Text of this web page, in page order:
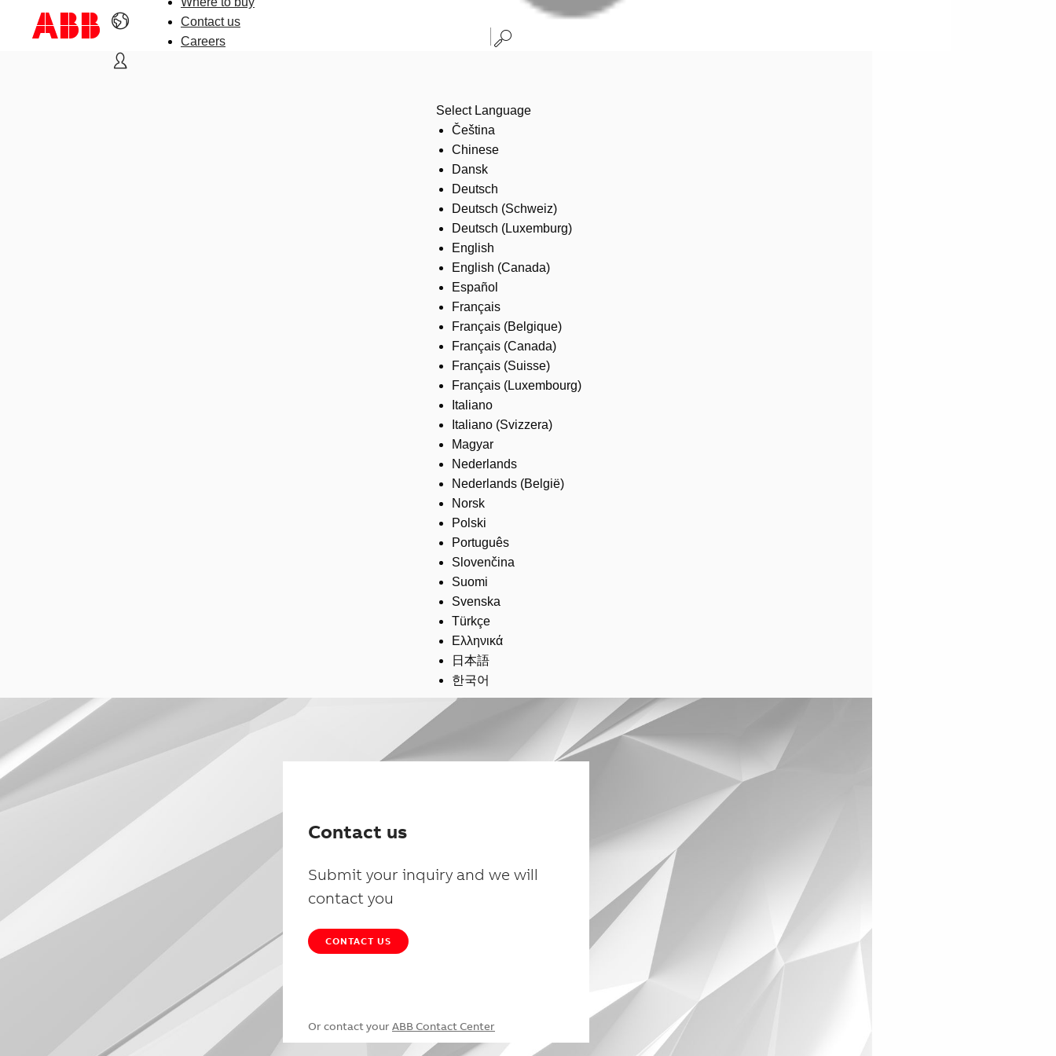
Contact us
Careers
Select Language
Čeština
Chinese
Dansk
Deutsch
Deutsch (Schweiz)
Deutsch (Luxemburg)
English
English (Canada)
Español
Français
Français (Belgique)
Français (Canada)
Français (Suisse)
Français (Luxembourg)
Italiano
Italiano (Svizzera)
Magyar
Nederlands
Nederlands (België)
Norsk
Polski
Português
Slovenčina
Suomi
Svenska
Türkçe
Ελληνικά
日本語
한국어
Contact us
Submit your inquiry and we will
contact you
CONTACT US
Or contact your ABB Contact Center